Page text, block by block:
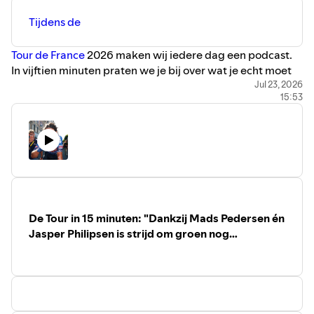
bolletjestrui zal zijn apotheose kennen. Wat we kunnen
verwachten? Luister snel naar de podcast!
Tijdens de
Tour de France2026 maken wij iedere dag een podcast.
In vijftien minuten praten we je bij over wat je echt moet
weten voor de volgende etappe. Vandaag staan we stil bij
de straffe zege van Richard Carapaz, de ontbrande strijd
Pedersen het puntenklassement naar zich toe probeert te
trekken. Én uiteraard blikken we vooruit naar Alpe
d’Huez.
Eindelijk kregen de aanvallers een keertje de ruimte van
misschien nog wel dat ‘zwaargewicht’ Mads Pedersen
zichzelf helemaal uit elkaar trok op de eerste bergen van
Daardoor heeft hij een grote stap gezet naar de eindzege
Jul 23, 2026
15:53
De Tour in 15 minuten: "Dankzij Mads Pedersen én
Jasper Philipsen is strijd om groen nog